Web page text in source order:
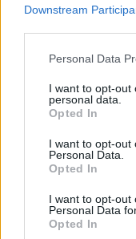
Downstream
Personal Data
I want to opt-out
personal data.
Opted In
I want to opt-out
Personal Data.
Opted In
I want to opt-out
Personal Data
Opted In
Gintauto Kėvišo
sumokėjo beveik
Žinios | Lietuvos
Vėl skandalas:
net 38 savo prekės
Žinios | Pasaulis
Aiškėja Seimo